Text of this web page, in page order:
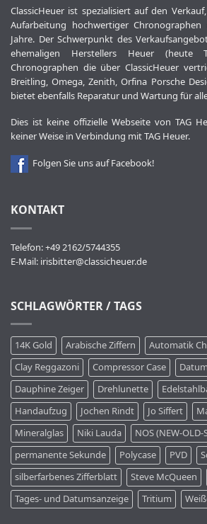
ClassicHeuer ist spezialisiert auf den
Aufarbeitung hochwertiger
Jahre. Der Schwerpunkt des
ehemaligen Herstellers Heuer (heute
Chronographen die über ClassicHeuer
Breitling, Omega, Zenith, Orfina Porsche
bietet ebenfalls Reparatur und Wartung für
Dies ist keine offizielle Webseite von TAG
keiner Weise in Verbindung mit TAG Heuer.
Folgen Sie uns auf Facebook!
KONTAKT
Telefon: +49 2162/5744355
E-Mail: irisbitter@classicheuer.de
SCHLAGWÖRTER / TAGS
14K Gold Arabische Ziffern
Automatik
Clay Reggazoni
Compressor Case
Dauphine Zeiger
Drehlunette
Handaufzug
Jochen Rindt Jo Siffert
Mineralglas
Niki Lauda NOS (NEW-OLD-
permanente Sekunde
Polycase PVD
silberfarbenes Zifferblatt
Steve McQueen
Tages- und Datumsanzeige
Tritium